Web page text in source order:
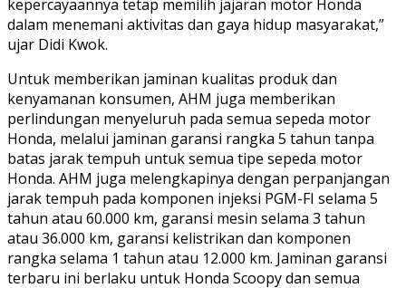
kepercayaannya tetap memilih jajaran motor Honda
dalam menemani aktivitas dan gaya hidup masyarakat,”
ujar Didi Kwok.
Untuk memberikan jaminan kualitas produk dan
kenyamanan konsumen, AHM juga memberikan
perlindungan menyeluruh pada semua sepeda motor
Honda, melalui jaminan garansi rangka 5 tahun tanpa
batas jarak tempuh untuk semua tipe sepeda motor
Honda. AHM juga melengkapinya dengan perpanjangan
jarak tempuh pada komponen injeksi PGM-FI selama 5
tahun atau 60.000 km, garansi mesin selama 3 tahun
atau 36.000 km, garansi kelistrikan dan komponen
rangka selama 1 tahun atau 12.000 km. Jaminan garansi
terbaru ini berlaku untuk Honda Scoopy dan semua